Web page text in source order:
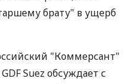
брату" в ущерб
"Коммерсант"
Suez обсуждает с